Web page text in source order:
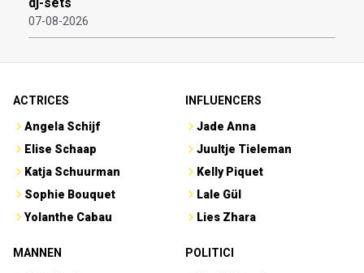
07-08-2026
ACTRICES
Angela Schijf
Elise Schaap
Katja Schuurman
Sophie Bouquet
Yolanthe Cabau
INFLUENCERS
Jade Anna
Juultje Tieleman
Kelly Piquet
Lale Gül
Lies Zhara
MANNEN
POLITICI